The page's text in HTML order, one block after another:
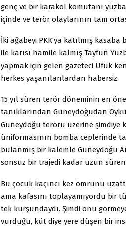
genç ve bir karakol komutanı
içinde ve terör olaylarının tam
İki ağabeyi PKK’ya katılmış
ile karısı hamile kalmış Tayfun
yapmak için gelen gazeteci Ufuk
herkes yaşanılanlardan habersiz.
15 yıl süren terör döneminin en
tanıklarından Güneydoğudan
Güneydoğu terörü üzerine şimdiye
üniformasının bomba ceplerinde
bulanmış bir kalemle Güneydoğu
sonsuz bir trajedi kadar uzun süren
Bu çocuk kaçıncı kez ömrünü
ama kafasını toplayamıyordu bir
tek kurşundaydı. Şimdi onu
vurduğu, küt diye yere düşen bir